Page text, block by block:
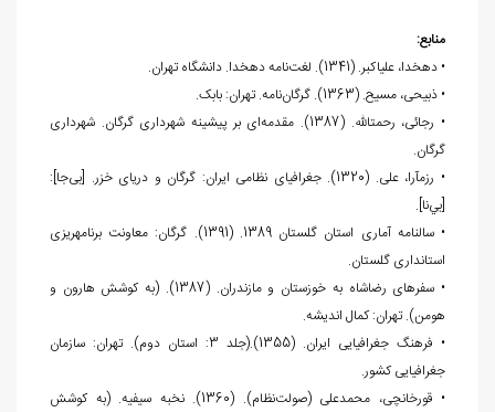
منابع:
• دهخدا، علی‏اکبر. (1341). لغت‌نامه دهخدا. دانشگاه تهران.
• ذبیحی، مسیح. (1363). گرگان‌نامه. تهران: بابک.
• رجائی، رحمت‏الله. (1387). مقدمه‌ای بر پیشینه شهرداری گرگان. شهرداری
گرگان.
• رزم‏آرا، علی. (1320). جغرافیای نظامی ایران: گرگان و دریای خزر. [بی‌جا]:
[بي‌نا].
• سالنامه آماری استان گلستان 1389. (1391). گرگان: معاونت برنامه‏ریزی
استانداری گلستان.
• سفرهای رضاشاه به خوزستان و مازندران. (1387). (به کوشش هارون و
هومن). تهران: کمال اندیشه.
• فرهنگ جغرافیایی ایران. (1355).(جلد 3: استان دوم). تهران: سازمان
جغرافیایی کشور.
• قورخانچی، محمدعلی (صولت‌نظام). (1360). نخبه سیفیه. (به کوشش